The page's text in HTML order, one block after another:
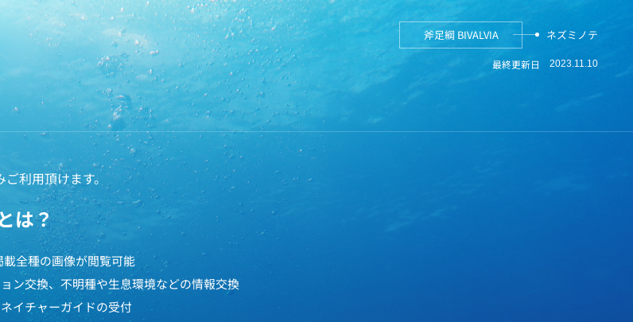
斧足綱 BIVALVIA ネズミノテ
最終更新日 2023.11.10
利用頂けます。
は？
全種の画像が閲覧可能
ン交換、不明種や生息環境などの情報交換
イチャーガイドの受付